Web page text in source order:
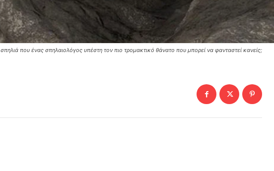
που ένας σπηλαιολόγος υπέστη τον πιο τρομακτικό θάνατο που μπορεί να φανταστεί κανείς;